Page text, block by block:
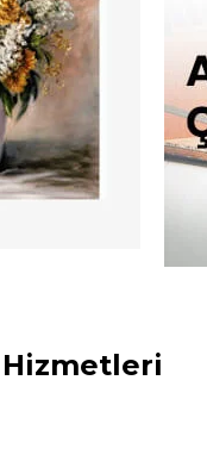
Hizmetleri